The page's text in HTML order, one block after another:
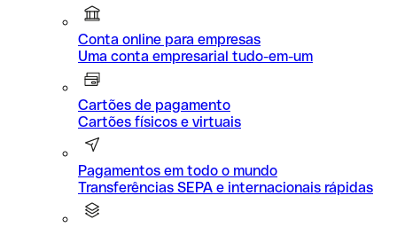
Conta online para empresas
Uma conta empresarial tudo-em-um
Cartões de pagamento
Cartões físicos e virtuais
Pagamentos em todo o mundo
Transferências SEPA e internacionais rápidas